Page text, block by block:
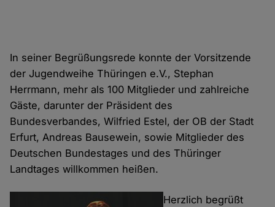
In seiner Begrüßungsrede konnte der Vorsitzende
der Jugendweihe Thüringen e.V., Stephan
Herrmann, mehr als 100 Mitglieder und zahlreiche
Gäste, darunter der Präsident des
Bundesverbandes, Wilfried Estel, der OB der Stadt
Erfurt, Andreas Bausewein, sowie Mitglieder des
Deutschen Bundestages und des Thüringer
Landtages willkommen heißen.
Herzlich begrüßt